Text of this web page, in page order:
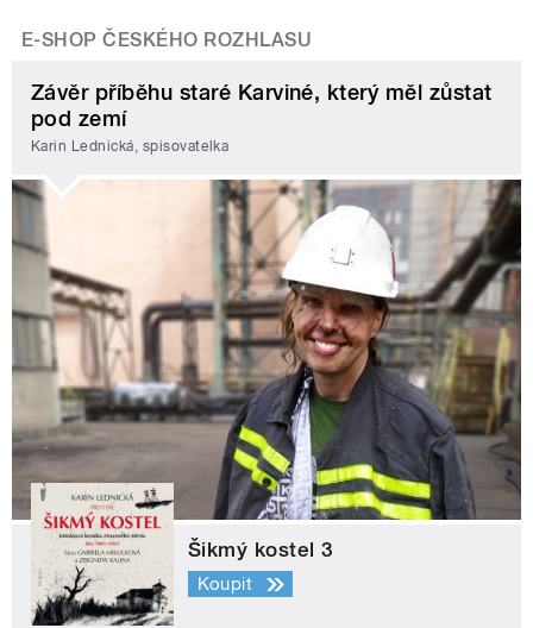
E-SHOP ČESKÉHO ROZHLASU
Závěr příběhu staré Karviné, který měl zůstat
pod zemí
Karin Lednická, spisovatelka
Šikmý kostel 3
Koupit